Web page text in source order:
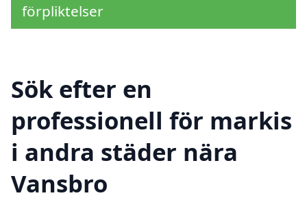
förpliktelser
Sök efter en
professionell för markis
i andra städer nära
Vansbro